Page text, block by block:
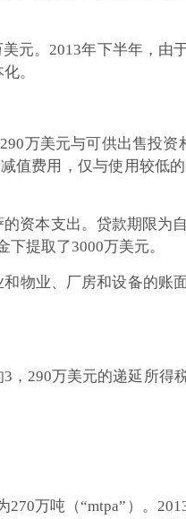
元。2013年下半年，由
。
万美元与可供出售投资
值费用，仅与使用较低
资本支出。贷款期限为
提取了3000万美元。
物业、厂房和设备的账
，290万美元的递延所得
万吨（“mtpa”）。